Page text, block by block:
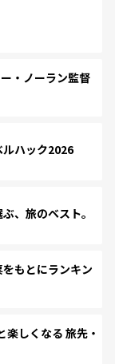
・ノーラン監督
ハック2026
、旅のベスト。
もとにランキン
しくなる 旅先・